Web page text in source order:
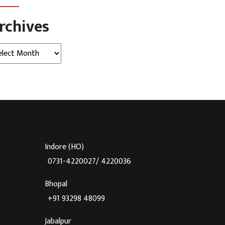
Indore (HO)
0731-4220027/ 4220036
Bhopal
+91 93298 48099
Jabalpur